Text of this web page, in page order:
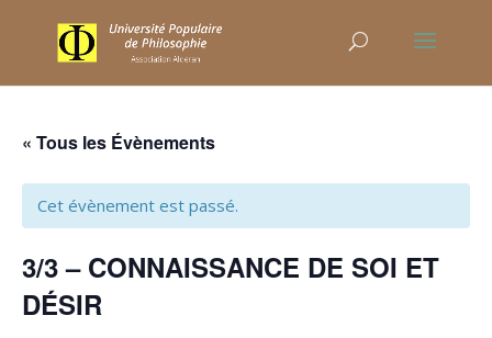
« Tous les Évènements
Cet évènement est passé.
3/3 – CONNAISSANCE DE SOI ET
DÉSIR